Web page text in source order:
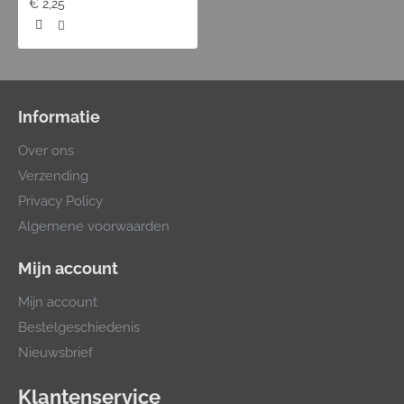
€ 2,25
Informatie
Over ons
Verzending
Privacy Policy
Algemene voorwaarden
Mijn account
Mijn account
Bestelgeschiedenis
Nieuwsbrief
Klantenservice